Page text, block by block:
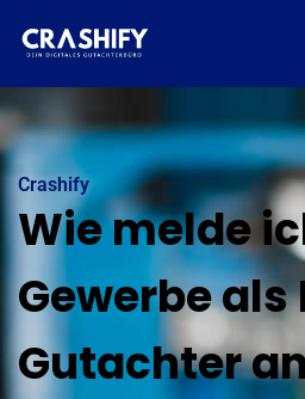
Crashify
Wie melde
Gewerbe als
Gutachter